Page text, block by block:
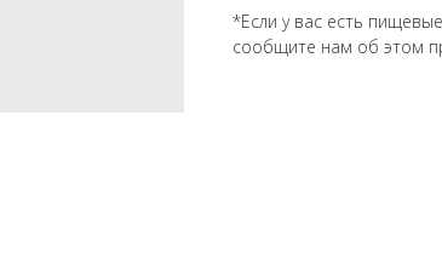
*Если у вас есть
сообщите нам об этом